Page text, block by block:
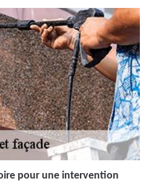
pour une intervention